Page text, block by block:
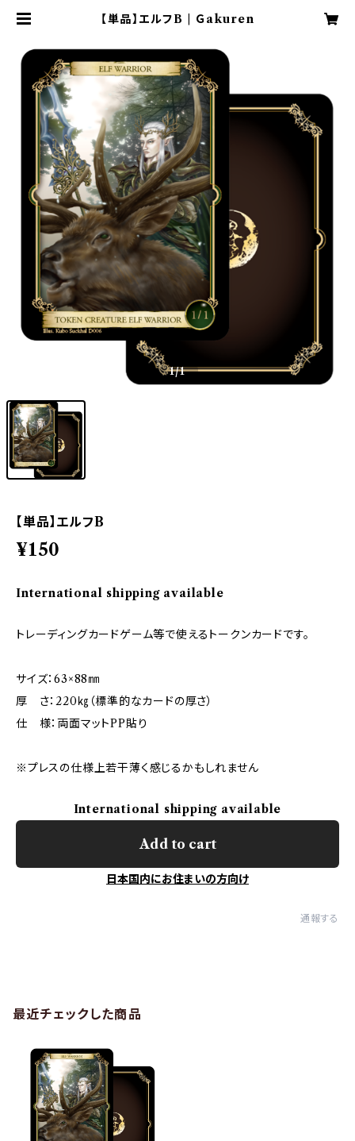
【単品】エルフB | Ｇakuren
1/1
【単品】エルフB
¥150
International shipping available
トレーディングカードゲーム等で使えるトークンカードです。
サイズ：63×88㎜
厚 さ：220㎏（標準的なカードの厚さ）
仕 様：両面マットPP貼り
※プレスの仕様上若干薄く感じるかもしれません
International shipping available
Add to cart
日本国内にお住まいの方向け
通報する
最近チェックした商品